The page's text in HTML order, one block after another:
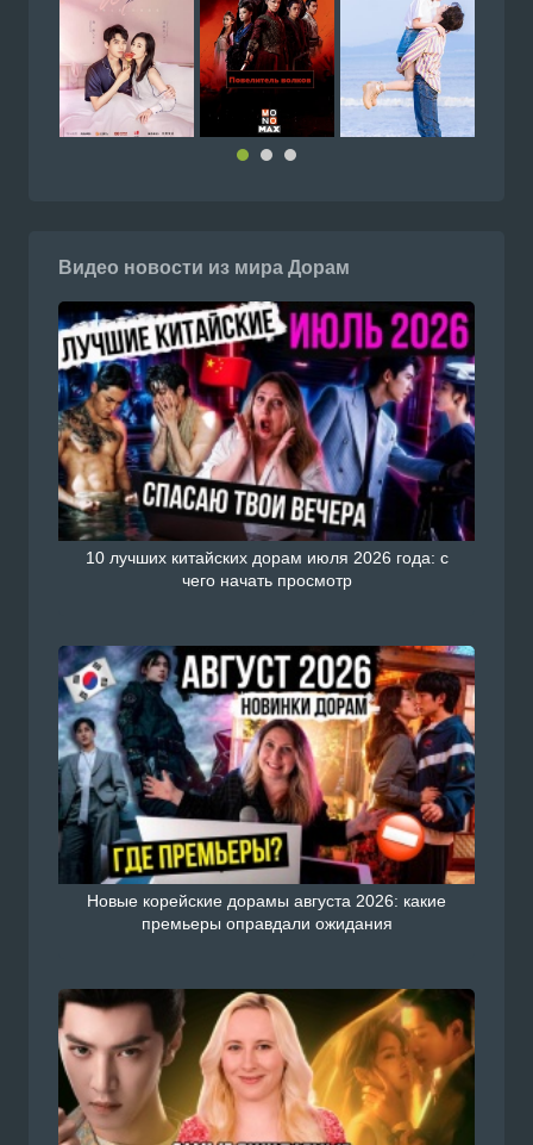
Видео новости из мира Дорам
10 лучших китайских дорам июля 2026 года: с
чего начать просмотр
Новые корейские дорамы августа 2026: какие
премьеры оправдали ожидания